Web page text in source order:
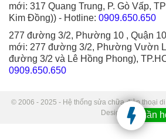
mới: 317 Quang Trung, P. Gò Vấp,
Kim Đồng)) - Hotline: 0909.650.650
277 đường 3/2, Phường 10 , Quận
mới: 277 đường 3/2, Phường Vườn
đường 3/2 và Lê Hồng Phong),
0909.650.650
© 2006 - 2025 - Hệ thống sửa chữa điện thoại
Designed by Sudo.
Bạn cần